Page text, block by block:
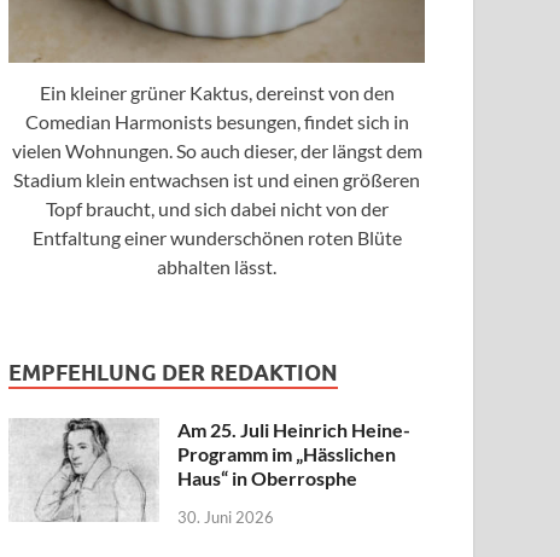
Ein kleiner grüner Kaktus, dereinst von den
Comedian Harmonists besungen, findet sich in
vielen Wohnungen. So auch dieser, der längst dem
Stadium klein entwachsen ist und einen größeren
Topf braucht, und sich dabei nicht von der
Entfaltung einer wunderschönen roten Blüte
abhalten lässt.
EMPFEHLUNG DER REDAKTION
Am 25. Juli Heinrich Heine-
Programm im „Hässlichen
Haus“ in Oberrosphe
30. Juni 2026